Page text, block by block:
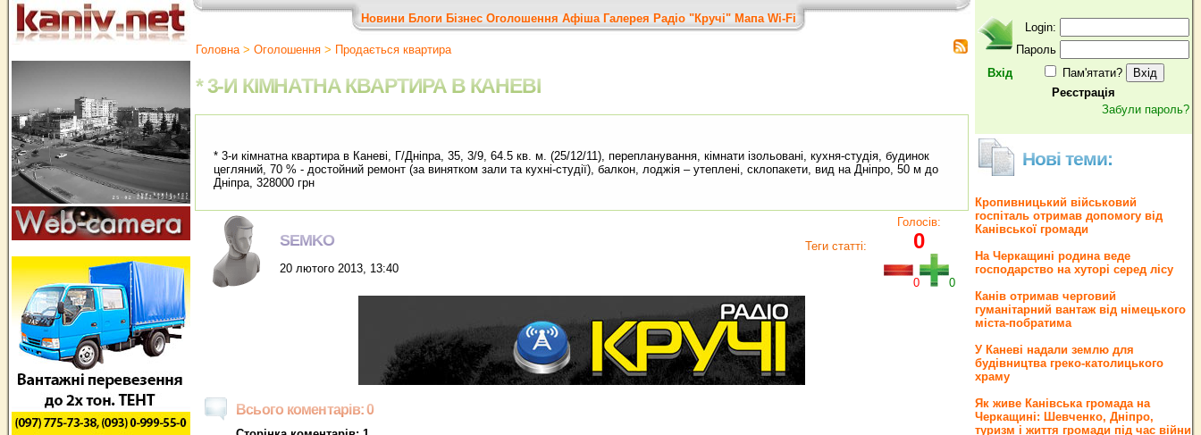
Новини Блоги Бізнес Оголошення Афіша Галерея Радіо "Кручі" Мапа Wi-Fi
Головна> Оголошення > Продається квартира
* 3-И КІМНАТНА КВАРТИРА В КАНЕВІ
* 3-и кімнатна квартира в Каневі, Г/Дніпра, 35, 3/9, 64.5 кв. м. (25/12/11), перепланування, кімнати ізольовані, кухня-студія, будинок
цегляний, 70 % - достойний ремонт (за винятком зали та кухні-студії), балкон, лоджія – утеплені, склопакети, вид на Дніпро, 50 м до
Дніпра, 328000 грн
SEMKO
20 лютого 2013, 13:40
Теги статті:
Голосів:
0
0 0
Всього коментарів: 0
Вхід
Login:
Пароль
Пам'ятати?
Реєстрація
Забули пароль?
Нові теми:
Кропивницький військовий
госпіталь отримав допомогу від
Канівської громади
На Черкащині родина веде
господарство на хуторі серед лісу
Канів отримав черговий
гуманітарний вантаж від німецького
міста-побратима
У Каневі надали землю для
будівництва греко‐католицького
храму
Як живе Канівська громада на
Черкащині: Шевченко, Дніпро,
туризм і життя громади під час війни